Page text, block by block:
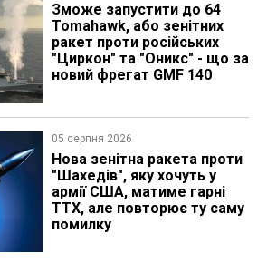
Зможе запустити до 64
Tomahawk, або зенітних
ракет проти російських
"Циркон" та "Оникс" - що за
новий фрегат GMF 140
05 серпня 2026
Нова зенітна ракета проти
"Шахедів", яку хочуть у
армії США, матиме гарні
ТТХ, але повторює ту саму
помилку